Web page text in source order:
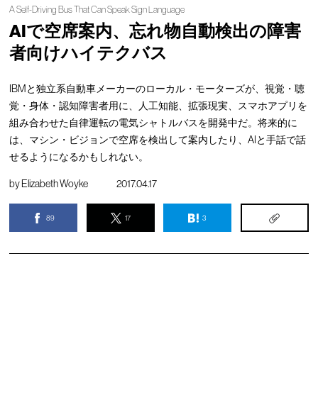
A Self-Driving Bus That Can Speak Sign Language
AIで空席案内、忘れ物自動検出の障害
者向けハイテクバス
IBMと独立系自動車メーカーのローカル・モーターズが、視覚・聴
覚・身体・認知障害者用に、人工知能、拡張現実、スマホアプリを
組み合わせた自律運転の電気シャトルバスを開発中だ。将来的に
は、マシン・ビジョンで空席を検出して案内したり、AIと手話で話
せるようになるかもしれない。
byElizabeth Woyke 2017.04.17
89 17 3